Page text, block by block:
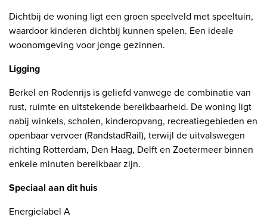
Dichtbij de woning ligt een groen speelveld met speeltuin,
waardoor kinderen dichtbij kunnen spelen. Een ideale
woonomgeving voor jonge gezinnen.
Ligging
Berkel en Rodenrijs is geliefd vanwege de combinatie van
rust, ruimte en uitstekende bereikbaarheid. De woning ligt
nabij winkels, scholen, kinderopvang, recreatiegebieden en
openbaar vervoer (RandstadRail), terwijl de uitvalswegen
richting Rotterdam, Den Haag, Delft en Zoetermeer binnen
enkele minuten bereikbaar zijn.
Speciaal aan dit huis
Energielabel A